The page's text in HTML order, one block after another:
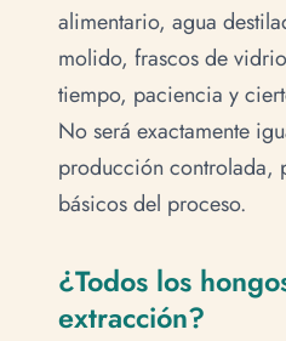
alimentario, agua
molido, frascos de
tiempo, paciencia y
No será exactamente
producción controlada,
básicos del proceso.
¿Todos los
extracción?